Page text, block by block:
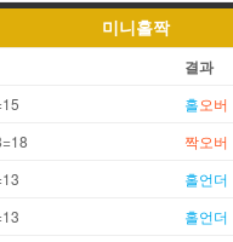
미니홀짝
결과
홀오버
짝오버
홀언더
홀언더